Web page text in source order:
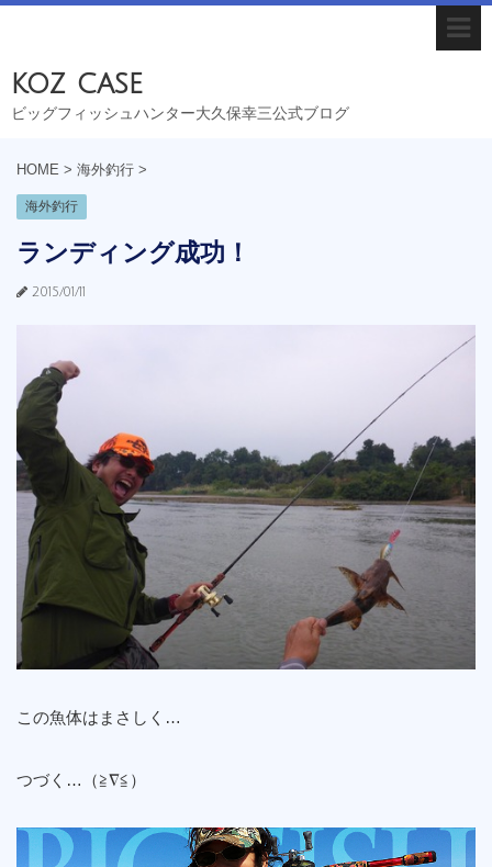
koz case
ビッグフィッシュハンター大久保幸三公式ブログ
HOME > 海外釣行 >
海外釣行
ランディング成功！
2015/01/11
この魚体はまさしく…
つづく…（≧∇≦）